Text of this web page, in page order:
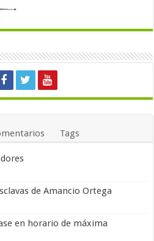
Tags
de Amancio Ortega
en horario de máxima